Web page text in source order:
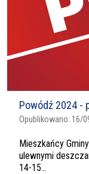
Powódź 2024 -
Opublikowano: 16/
Mieszkańcy
ulewnymi
14-15...